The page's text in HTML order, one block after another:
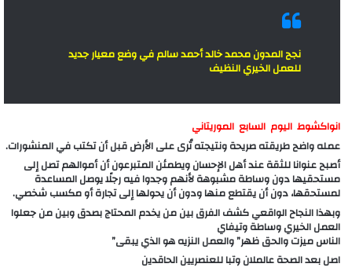
نجح المدون محمد خالد أحمد سالم في وضع معيار جديد
للعمل الخيري النظيف
انواكشوط اليوم السابع الموريتاني
عمله واضح طريقته صريحة ونتيجته تُرى على الأرض قبل أن تكتب في المنشورات.
أصبح عنوانا للثقة عند أهل الإحسان ويطمئن المتبرعون أن أموالهم تصل إلى
مستحقيها دون وساطة مشبوهة لأنهم وجدوا فيه رجلًا يوصل المساعدة
لمستحقها، دون أن يقتطع منها ودون أن يحولها إلى تجارة أو مكسب شخصي.
وبهذا النجاح الواقعي كشف الفرق بين من يخدم المحتاج بصدق وبين من جعلوا
العمل الخيري وساطة وتيفاي
الناس ميزت والحق ظهر” والعمل النزيه هو الذي يبقى”
اصل بعد الصحة عالملان وتبا للعنصريين الحاقدين